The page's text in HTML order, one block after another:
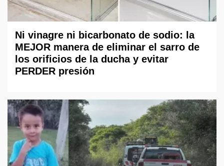
Ni vinagre ni bicarbonato de sodio: la
MEJOR manera de eliminar el sarro de
los orificios de la ducha y evitar
PERDER presión